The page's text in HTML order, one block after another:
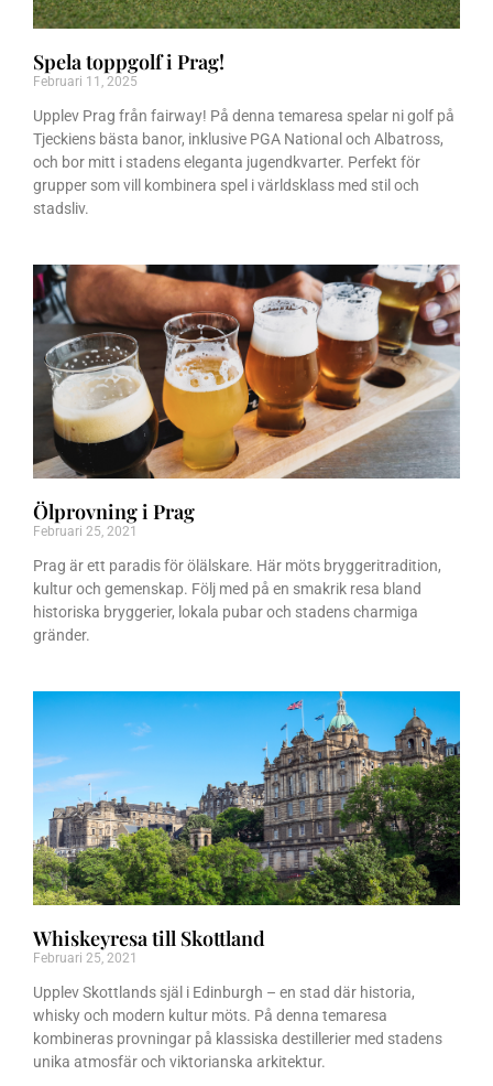
Spela toppgolf i Prag!
Februari 11, 2025
Upplev Prag från fairway! På denna temaresa spelar ni golf på
Tjeckiens bästa banor, inklusive PGA National och Albatross,
och bor mitt i stadens eleganta jugendkvarter. Perfekt för
grupper som vill kombinera spel i världsklass med stil och
stadsliv.
Ölprovning i Prag
Februari 25, 2021
Prag är ett paradis för ölälskare. Här möts bryggeritradition,
kultur och gemenskap. Följ med på en smakrik resa bland
historiska bryggerier, lokala pubar och stadens charmiga
gränder.
Whiskeyresa till Skottland
Februari 25, 2021
Upplev Skottlands själ i Edinburgh – en stad där historia,
whisky och modern kultur möts. På denna temaresa
kombineras provningar på klassiska destillerier med stadens
unika atmosfär och viktorianska arkitektur.